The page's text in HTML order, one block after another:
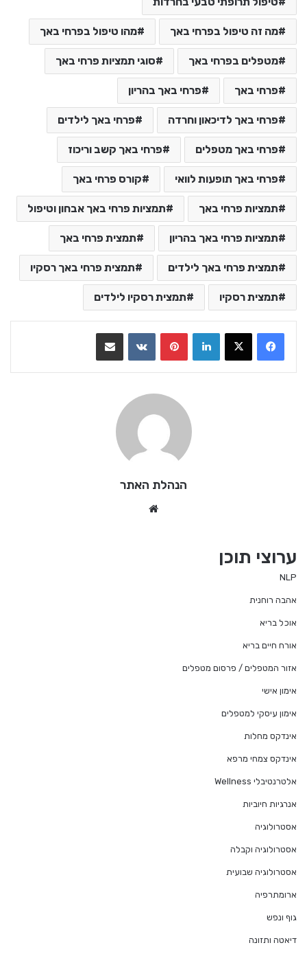
מה זה טיפול בפרחי באך מהו טיפול בפרחי באך
מטפלים בפרחי באך סוגי תמציות פרחי באך
פרחי באך פרחי באך בהריון
פרחי באך לדיכאון וחרדה פרחי באך לילדים
פרחי באך מטפלים פרחי באך קשב וריכוז
פרחי באך תופעות לוואי קורס פרחי באך
תמציות פרחי באך תמציות פרחי באך אבחון וטיפול
תמציות פרחי באך בהריון תמצית פרחי באך
תמצית פרחי באך לילדים תמצית פרחי באך רסקיו
תמצית רסקיו תמצית רסקיו לילדים
LinkedIn
VKontakte
הנהלת האתר
ערוצי תוכן
NLP
אהבה רוחנית
אוכל בריא
אורח חיים בריא
אזור המטפלים / פרסום מטפלים
אימון אישי
אימון עיסקי למטפלים
אינדקס מחלות
אינדקס צמחי מרפא
אלטרנטיבלי Wellness
אנרגיות חיוביות
אסטרולוגיה
אסטרולוגיה וקבלה
אסטרולוגיה שבועית
ארומתרפיה
גוף ונפש
דיאטה ותזונה